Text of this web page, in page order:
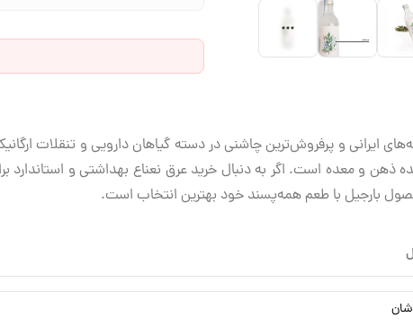
ایرانی و پرفروش‌ترین چاشنی در دسته گیاهان دارویی و تنقلات
ذهن و معده است. اگر به دنبال خرید عرق نعناع بهداشتی و استاندارد
بارجیل با طعم همه‌پسند خود بهترین انتخاب است.